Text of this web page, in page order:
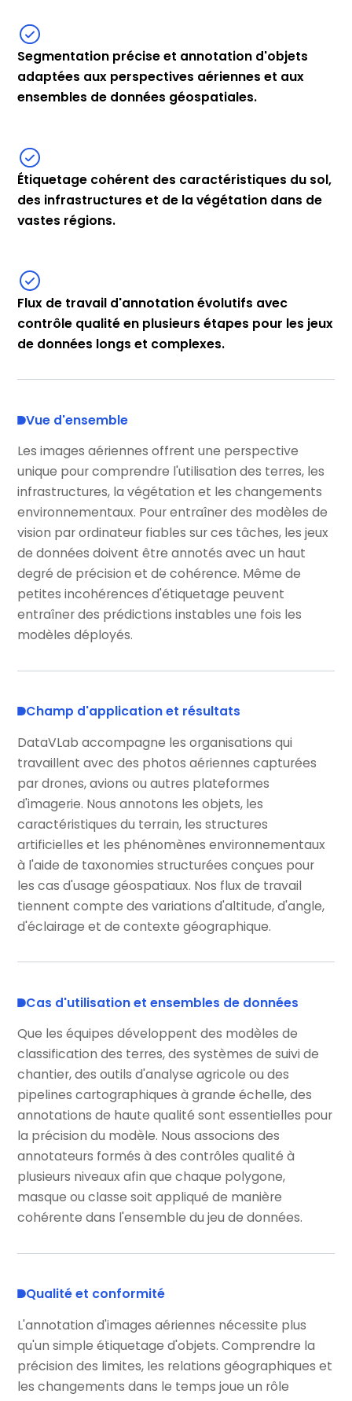
Segmentation précise et annotation d'objets
adaptées aux perspectives aériennes et aux
ensembles de données géospatiales.
Étiquetage cohérent des caractéristiques du sol,
des infrastructures et de la végétation dans de
vastes régions.
Flux de travail d'annotation évolutifs avec
contrôle qualité en plusieurs étapes pour les jeux
de données longs et complexes.
Vue d'ensemble
Les images aériennes offrent une perspective
unique pour comprendre l'utilisation des terres, les
infrastructures, la végétation et les changements
environnementaux. Pour entraîner des modèles de
vision par ordinateur fiables sur ces tâches, les jeux
de données doivent être annotés avec un haut
degré de précision et de cohérence. Même de
petites incohérences d'étiquetage peuvent
entraîner des prédictions instables une fois les
modèles déployés.
Champ d'application et résultats
DataVLab accompagne les organisations qui
travaillent avec des photos aériennes capturées
par drones, avions ou autres plateformes
d'imagerie. Nous annotons les objets, les
caractéristiques du terrain, les structures
artificielles et les phénomènes environnementaux
à l'aide de taxonomies structurées conçues pour
les cas d'usage géospatiaux. Nos flux de travail
tiennent compte des variations d'altitude, d'angle,
d'éclairage et de contexte géographique.
Cas d'utilisation et ensembles de données
Que les équipes développent des modèles de
classification des terres, des systèmes de suivi de
chantier, des outils d'analyse agricole ou des
pipelines cartographiques à grande échelle, des
annotations de haute qualité sont essentielles pour
la précision du modèle. Nous associons des
annotateurs formés à des contrôles qualité à
plusieurs niveaux afin que chaque polygone,
masque ou classe soit appliqué de manière
cohérente dans l'ensemble du jeu de données.
Qualité et conformité
L'annotation d'images aériennes nécessite plus
qu'un simple étiquetage d'objets. Comprendre la
précision des limites, les relations géographiques et
les changements dans le temps joue un rôle